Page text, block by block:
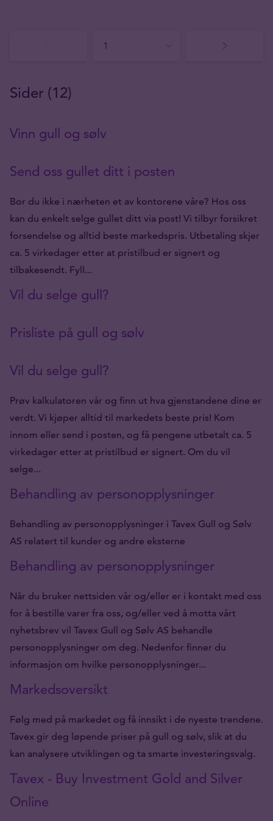
Sider (12)
Vinn gull og sølv
Send oss gullet ditt i posten
Bor du ikke i nærheten et av kontorene våre? Hos oss
kan du enkelt selge gullet ditt via post! Vi tilbyr forsikret
forsendelse og alltid beste markedspris. Utbetaling skjer
ca. 5 virkedager etter at pristilbud er signert og
tilbakesendt. Fyll...
Vil du selge gull?
Prisliste på gull og sølv
Vil du selge gull?
Prøv kalkulatoren vår og finn ut hva gjenstandene dine er
verdt. Vi kjøper alltid til markedets beste pris! Kom
innom eller send i posten, og få pengene utbetalt ca. 5
virkedager etter at pristilbud er signert. Om du vil
selge...
Behandling av personopplysninger
Behandling av personopplysninger i Tavex Gull og Sølv
AS relatert til kunder og andre eksterne
Behandling av personopplysninger
Når du bruker nettsiden vår og/eller er i kontakt med oss
for å bestille varer fra oss, og/eller ved å motta vårt
nyhetsbrev vil Tavex Gull og Sølv AS behandle
personopplysninger om deg. Nedenfor finner du
informasjon om hvilke personopplysninger...
Markedsoversikt
Følg med på markedet og få innsikt i de nyeste trendene.
Tavex gir deg løpende priser på gull og sølv, slik at du
kan analysere utviklingen og ta smarte investeringsvalg.
Tavex - Buy Investment Gold and Silver
Online